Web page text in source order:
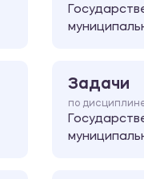
Задачи
по